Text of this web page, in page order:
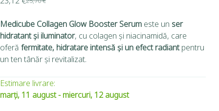
Medicube Collagen Glow Booster Serum este un ser
hidratant și iluminator, cu colagen și niacinamidă, care
oferă fermitate, hidratare intensă și un efect radiantpentru
un ten tânăr și revitalizat.
Estimare livrare:
marți, 11 august - miercuri, 12 august